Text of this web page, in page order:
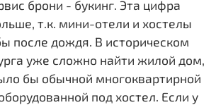
брони - букинг. Эта цифра
т.к. мини-отели и хостелы
после дождя. В историческом
уже сложно найти жилой дом,
бы обычной многоквартирной
под хостел. Если у